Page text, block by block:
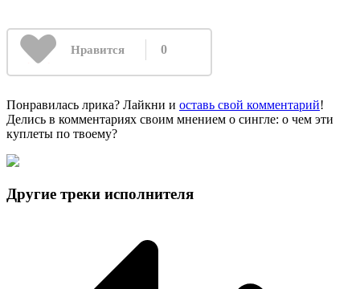
Нравится 0
Понравилась лрика? Лайкни и оставь свой комментарий!
Делись в комментариях своим мнением о сингле: о чем эти
куплеты по твоему?
Другие треки исполнителя